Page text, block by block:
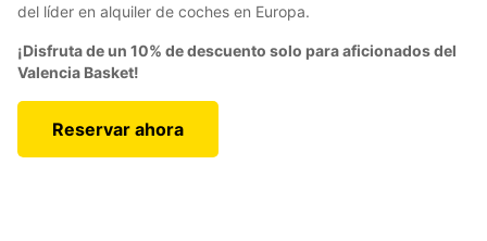
del líder en alquiler de coches en Europa.
¡Disfruta de un 10% de descuento solo para aficionados del
Valencia Basket!
Reservar ahora